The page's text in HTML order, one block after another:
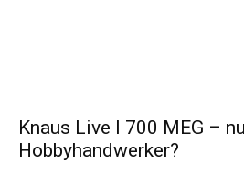
Knaus Live I 700 MEG –
Hobbyhandwerker?